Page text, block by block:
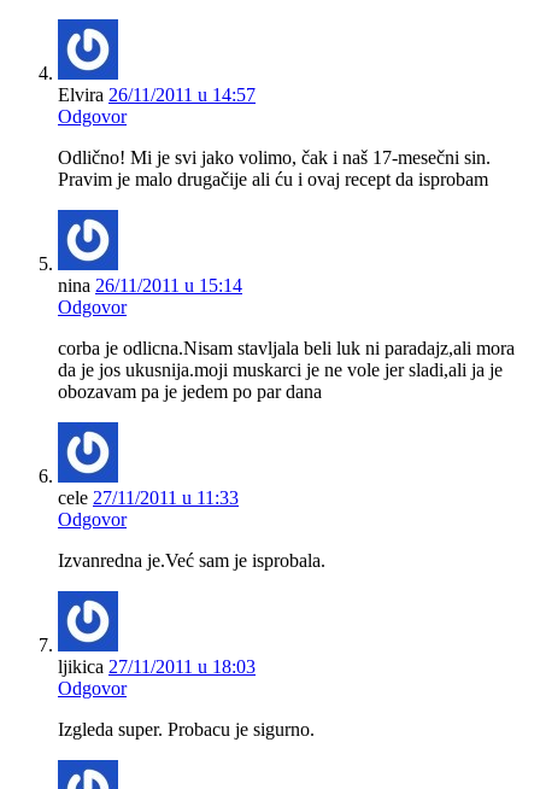
Elvira 26/11/2011 u 14:57
Odgovor
Odlično! Mi je svi jako volimo, čak i naš 17-mesečni sin.
Pravim je malo drugačije ali ću i ovaj recept da isprobam
nina 26/11/2011 u 15:14
Odgovor
corba je odlicna.Nisam stavljala beli luk ni paradajz,ali mora
da je jos ukusnija.moji muskarci je ne vole jer sladi,ali ja je
obozavam pa je jedem po par dana
cele 27/11/2011 u 11:33
Odgovor
Izvanredna je.Već sam je isprobala.
ljikica 27/11/2011 u 18:03
Odgovor
Izgleda super. Probacu je sigurno.